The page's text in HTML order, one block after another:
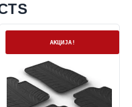
АКЦИЈА!